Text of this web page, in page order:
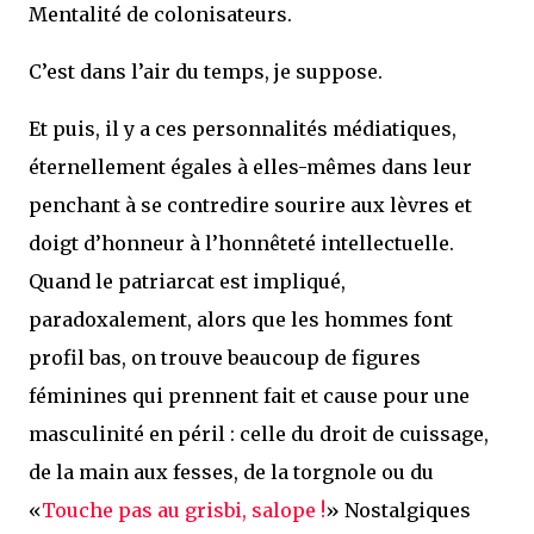
Mentalité de colonisateurs.
C’est dans l’air du temps, je suppose.
Et puis, il y a ces personnalités médiatiques,
éternellement égales à elles-mêmes dans leur
penchant à se contredire sourire aux lèvres et
doigt d’honneur à l’honnêteté intellectuelle.
Quand le patriarcat est impliqué,
paradoxalement, alors que les hommes font
profil bas, on trouve beaucoup de figures
féminines qui prennent fait et cause pour une
masculinité en péril : celle du droit de cuissage,
de la main aux fesses, de la torgnole ou du
«Touche pas au grisbi, salope !» Nostalgiques